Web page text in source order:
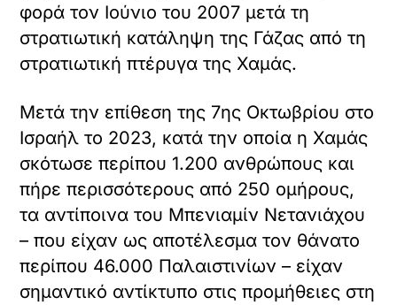
φορά τον Ιούνιο του 2007 μετά τη
στρατιωτική κατάληψη της Γάζας από τη
στρατιωτική πτέρυγα της Χαμάς.
Μετά την επίθεση της 7ης Οκτωβρίου στο
Ισραήλ το 2023, κατά την οποία η Χαμάς
σκότωσε περίπου 1.200 ανθρώπους και
πήρε περισσότερους από 250 ομήρους,
τα αντίποινα του Μπενιαμίν Νετανιάχου
– που είχαν ως αποτέλεσμα τον θάνατο
περίπου 46.000 Παλαιστινίων – είχαν
σημαντικό αντίκτυπο στις προμήθειες στη